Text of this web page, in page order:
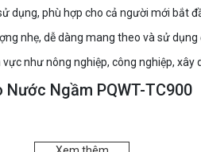
dụng, phù hợp cho cả người mới bắt
nhẹ, dễ dàng mang theo và sử dụng
như nông nghiệp, công nghiệp, xây
Ngầm PQWT-TC900
giếng, phục vụ tưới tiêu cho cây trồng,